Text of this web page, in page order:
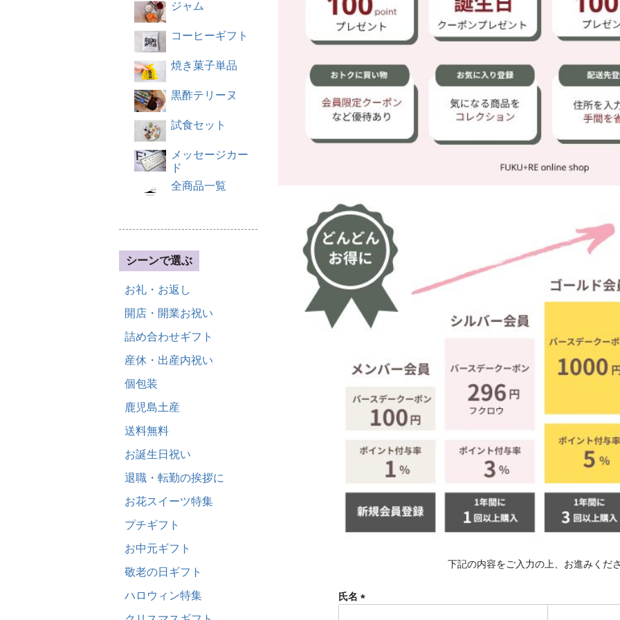
ジャム
コーヒーギフト
焼き菓子単品
黒酢テリーヌ
試食セット
メッセージカー
ド
全商品一覧
シーンで選ぶ
お礼・お返し
開店・開業お祝い
詰め合わせギフト
産休・出産内祝い
個包装
鹿児島土産
送料無料
お誕生日祝い
退職・転勤の挨拶に
お花スイーツ特集
プチギフト
お中元ギフト
敬老の日ギフト
ハロウィン特集
下記の内容をご入力の上、お進みくだ
氏名